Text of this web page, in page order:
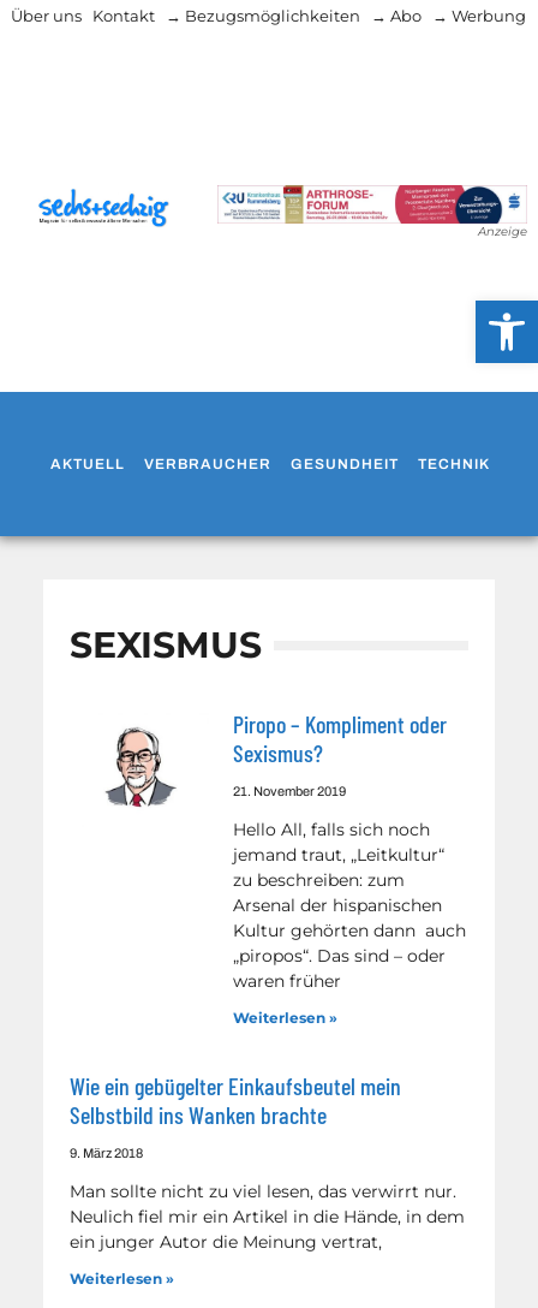
Über uns Kontakt → Bezugsmöglichkeiten → Abo → Werbung
Anzeige
AKTUELL VERBRAUCHER GESUNDHEIT TECHNIK
SEXISMUS
Piropo – Kompliment oder
Sexismus?
21. November 2019
Hello All, falls sich noch
jemand traut, „Leitkultur“
zu beschreiben: zum
Arsenal der hispanischen
Kultur gehörten dann auch
„piropos“. Das sind – oder
waren früher
Weiterlesen »
Wie ein gebügelter Einkaufsbeutel mein
Selbstbild ins Wanken brachte
9. März 2018
Man sollte nicht zu viel lesen, das verwirrt nur.
Neulich fiel mir ein Artikel in die Hände, in dem
ein junger Autor die Meinung vertrat,
Weiterlesen »